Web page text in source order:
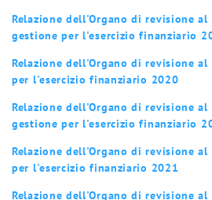
Relazione dell'Organo di revisione al
gestione per l'esercizio finanziario
Relazione dell'Organo di revisione
per l'esercizio finanziario 2020
Relazione dell'Organo di revisione al
gestione per l'esercizio finanziario
Relazione dell'Organo di revisione
per l'esercizio finanziario 2021
Relazione dell'Organo di revisione al